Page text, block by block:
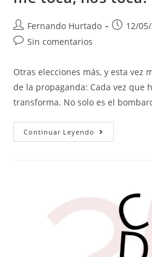
Fernando Hurtado 12/
Sin comentarios
Otras elecciones más, y esta vez
de la propaganda: Cada vez que
transforma. No solo es el
Continuar Leyendo